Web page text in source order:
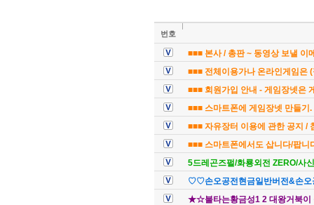
번호
■■■ 본사 / 총판 ~ 동영상 보낼 이
■■■ 전체이용가나 온라인게임은
■■■ 회원가입 안내 - 게임장넷은
■■■ 스마트폰에 게임장넷 만들기.
■■■ 자유장터 이용에 관한 공지 /
■■■ 스마트폰에서도 삽니다/팝니
5드레곤즈펄/화룡외전 ZERO/사
♡♡손오공전현금일반버전&손
★☆불타는황금성1 2 대왕거북